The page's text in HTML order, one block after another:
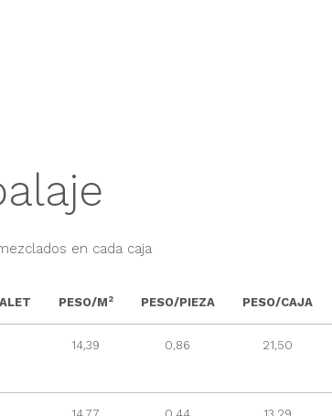
en cada caja
PESO/M2 PESO/PIEZA PESO/CAJA
14,39 0,86 21,50